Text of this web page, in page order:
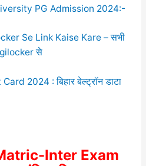
PG Admission 2024:-
Se Link Kaise Kare – सभी
से
2024 : बिहार बेल्ट्रॉन डाटा
Inter Exam